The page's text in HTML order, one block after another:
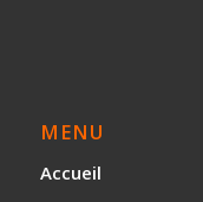
MENU
Accueil